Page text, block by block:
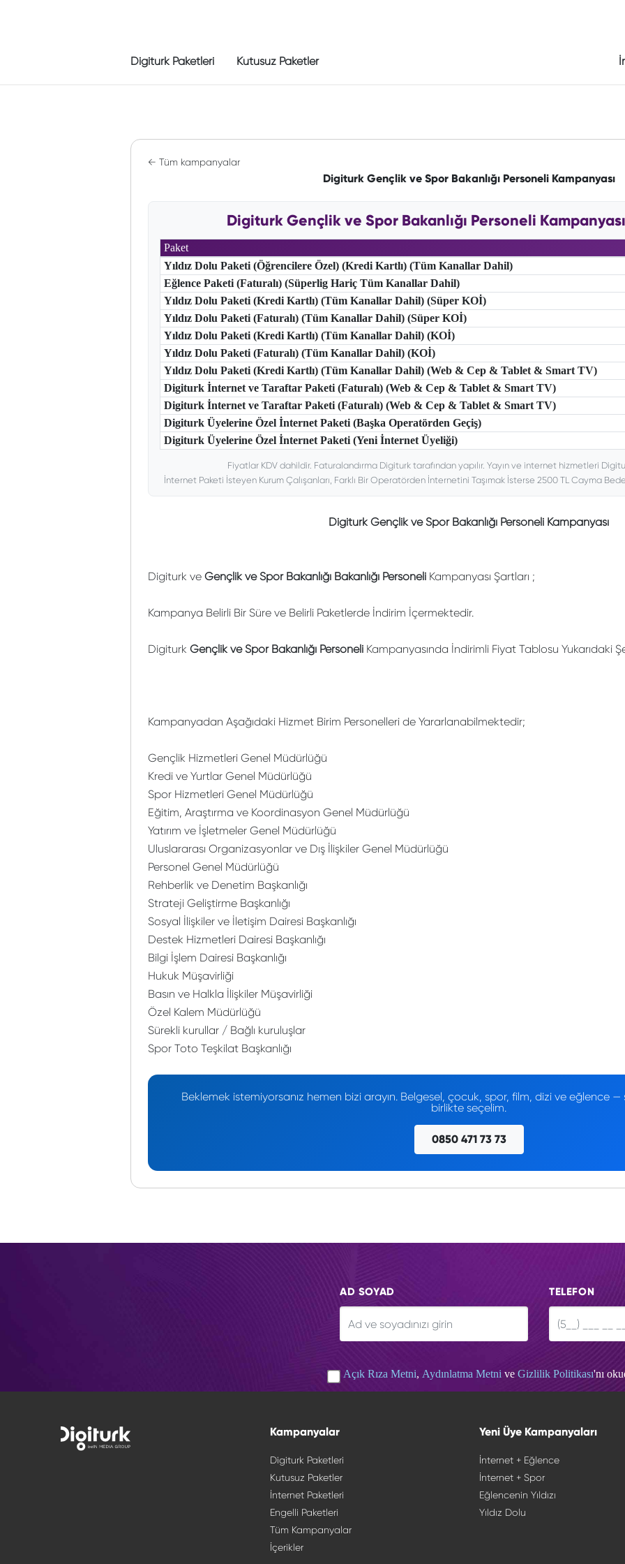
Digiturk Paketleri Kutusuz Paketler
← Tüm kampanyalar
Digiturk Gençlik ve Spor Bakanlığı Personeli Kampanyası
Digiturk Gençlik ve Spor Bakanlığı Personeli
Paket
Yıldız Dolu Paketi (Öğrencilere Özel) (Kredi Kartlı) (Tüm Kanallar Dahil)
Eğlence Paketi (Faturalı) (Süperlig Hariç Tüm Kanallar Dahil)
Yıldız Dolu Paketi (Kredi Kartlı) (Tüm Kanallar Dahil) (Süper KOİ)
Yıldız Dolu Paketi (Faturalı) (Tüm Kanallar Dahil) (Süper KOİ)
Yıldız Dolu Paketi (Kredi Kartlı) (Tüm Kanallar Dahil) (KOİ)
Yıldız Dolu Paketi (Faturalı) (Tüm Kanallar Dahil) (KOİ)
Yıldız Dolu Paketi (Kredi Kartlı) (Tüm Kanallar Dahil) (Web & Cep & Tablet & Smart TV)
Digiturk İnternet ve Taraftar Paketi (Faturalı) (Web & Cep & Tablet & Smart TV)
Digiturk İnternet ve Taraftar Paketi (Faturalı) (Web & Cep & Tablet & Smart TV)
Digiturk Üyelerine Özel İnternet Paketi (Başka Operatörden Geçiş)
Digiturk Üyelerine Özel İnternet Paketi (Yeni İnternet Üyeliği)
Fiyatlar KDV dahildir. Faturalandırma Digiturk tarafından yapılır. Yayın ve internet hizmetleri
İnternet Paketi İsteyen Kurum Çalışanları, Farklı Bir Operatörden İnternetini Taşımak İsterse 2500 TL Cayma
Digiturk Gençlik ve Spor Bakanlığı Personeli Kampanyası
Digiturk ve Gençlik ve Spor Bakanlığı Bakanlığı Personeli Kampanyası Şartları ;
Kampanya Belirli Bir Süre ve Belirli Paketlerde İndirim İçermektedir.
Digiturk Gençlik ve Spor Bakanlığı Personeli Kampanyasında İndirimli Fiyat Tablosu Yukarıdaki
Kampanyadan Aşağıdaki Hizmet Birim Personelleri de Yararlanabilmektedir;
Gençlik Hizmetleri Genel Müdürlüğü
Kredi ve Yurtlar Genel Müdürlüğü
Spor Hizmetleri Genel Müdürlüğü
Eğitim, Araştırma ve Koordinasyon Genel Müdürlüğü
Yatırım ve İşletmeler Genel Müdürlüğü
Uluslararası Organizasyonlar ve Dış İlişkiler Genel Müdürlüğü
Personel Genel Müdürlüğü
Rehberlik ve Denetim Başkanlığı
Strateji Geliştirme Başkanlığı
Sosyal İlişkiler ve İletişim Dairesi Başkanlığı
Destek Hizmetleri Dairesi Başkanlığı
Bilgi İşlem Dairesi Başkanlığı
Hukuk Müşavirliği
Basın ve Halkla İlişkiler Müşavirliği
Özel Kalem Müdürlüğü
Sürekli kurullar / Bağlı kuruluşlar
Spor Toto Teşkilat Başkanlığı
Beklemek istemiyorsanız hemen bizi arayın. Belgesel, çocuk, spor, film, dizi ve eğlence
birlikte seçelim.
0850 471 73 73
AD SOYAD TELEFON
Açık Rıza Metni, Aydınlatma Metni ve Gizlilik Politikası'nı
Kampanyalar
Digiturk Paketleri
Kutusuz Paketler
İnternet Paketleri
Engelli Paketleri
Tüm Kampanyalar
İçerikler
Yeni Üye Kampanyaları
İnternet + Eğlence
İnternet + Spor
Eğlencenin Yıldızı
Yıldız Dolu